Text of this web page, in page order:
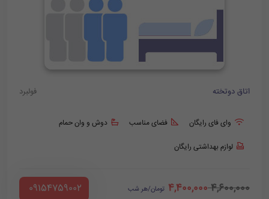
اتاق دوتخته فولبرد
وای فای رایگان فضای مناسب دوش و وان حمام
لوازم بهداشتی رایگان
4,600,000
4,400,000 تومان/هر شب ‪ 09154759002